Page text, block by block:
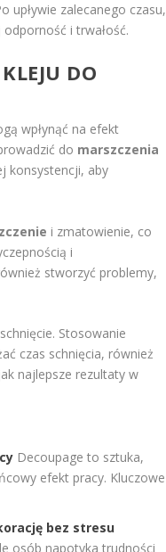
upływie zalecanego czasu,
i trwałość.
DO
wpłynąć na efekt
do marszczenia
konsystencji, aby
i zmatowienie, co
i
stworzyć problemy,
Stosowanie
czas schnięcia, również
najlepsze rezultaty w
Decoupage to sztuka,
efekt pracy. Kluczowe
bez stresu
osób napotyka trudności